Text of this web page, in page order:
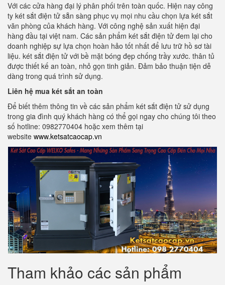
Với các cửa hàng đại lý phân phối trên toàn quốc. Hiện nay công
ty két sắt điện tử sẵn sàng phục vụ mọi nhu cầu chọn lựa két sắt
văn phòng của khách hàng. Với công nghệ sản xuất hiện đại
hàng đầu tại việt nam. Các sản phẩm két sắt điện tử đem lại cho
doanh nghiệp sự lựa chọn hoàn hảo tốt nhất để lưu trữ hồ sơ tài
liệu. két sắt điện tử với bề mặt bóng đẹp chống trầy xước. thân tủ
được thiết kế an toàn, nhỏ gọn tinh giản. Đảm bảo thuận tiện dễ
dàng trong quá trình sử dụng.
Liên hệ mua két sắt an toàn
Để biết thêm thông tin về các sản phẩm két sắt điện tử sử dụng
trong gia đình quý khách hàng có thể gọi ngay cho chúng tôi theo
số hotline: 0982770404 hoặc xem thêm tại
website www.ketsatcaocap.vn
Tham khảo các sản phẩm